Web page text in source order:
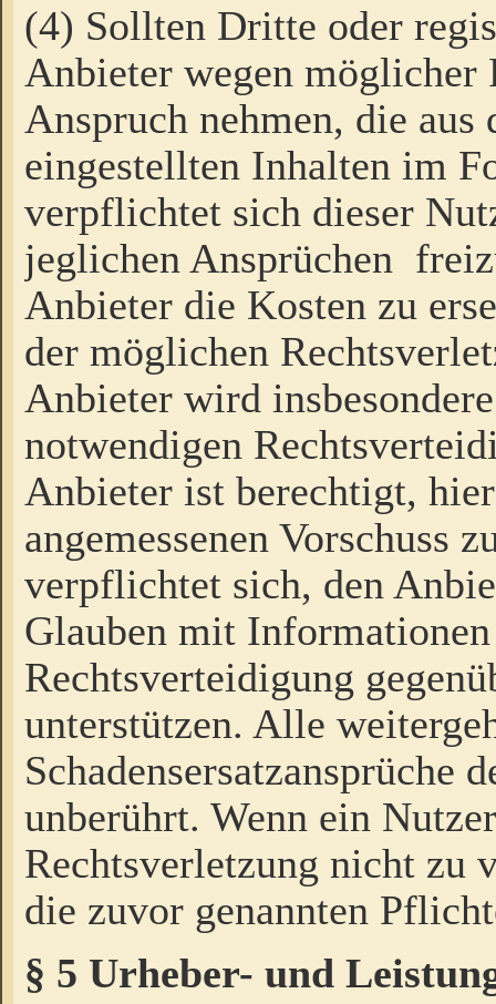
(4) Sollten Dritte oder
Anbieter wegen möglicher
Anspruch nehmen, die
eingestellten Inhalten im
verpflichtet sich dieser
jeglichen Ansprüchen
Anbieter die Kosten zu
der möglichen
Anbieter wird
notwendigen
Anbieter ist berechtigt,
angemessenen Vorschuss
verpflichtet sich, den
Glauben mit
Rechtsverteidigung
unterstützen. Alle
Schadensersatzansprüche
unberührt. Wenn ein
Rechtsverletzung nicht zu
die zuvor genannten
§ 5 Urheber- und